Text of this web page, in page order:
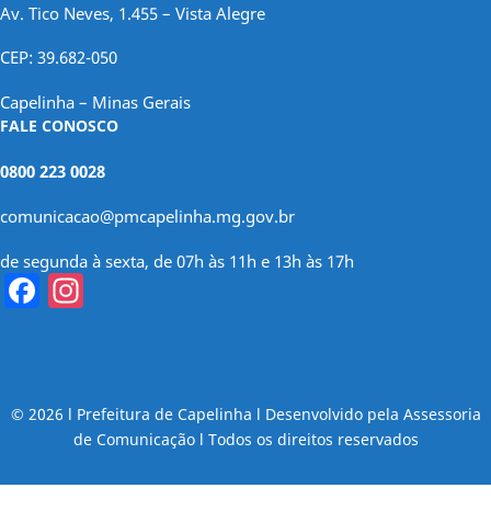
Av. Tico Neves, 1.455 – Vista Alegre
CEP: 39.682-050
Capelinha – Minas Gerais
FALE CONOSCO
0800 223 0028
comunicacao@pmcapelinha.mg.gov.br
de segunda à sexta, de 07h às 11h e 13h às 17h
Facebook
© 2026 l Prefeitura de Capelinha l Desenvolvido pela Assessoria
de Comunicação l Todos os direitos reservados